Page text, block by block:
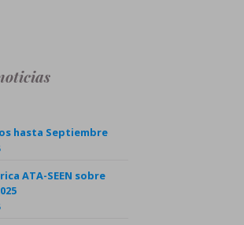
hasta Septiembre
ATA-SEEN sobre